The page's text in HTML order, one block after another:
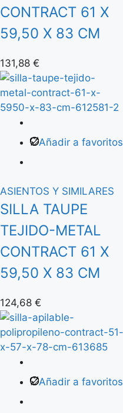
CONTRACT 61 X
59,50 X 83 CM
131,88 €
Añadir a favoritos
ASIENTOS Y SIMILARES
SILLA TAUPE
TEJIDO-METAL
CONTRACT 61 X
59,50 X 83 CM
124,68 €
Añadir a favoritos